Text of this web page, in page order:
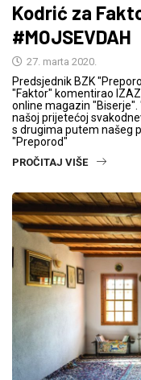
Kodrić za
#MOJSEVDAH
27. marta 2020.
Predsjednik BZK
"Faktor" komentirao
online magazin
našoj prijetećoj
s drugima putem našeg
"Preporod"
PROČITAJ VIŠE